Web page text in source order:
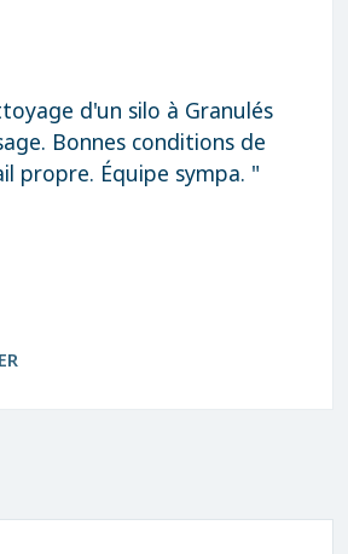
d'un silo à Granulés
Bonnes conditions de
propre. Équipe sympa. "